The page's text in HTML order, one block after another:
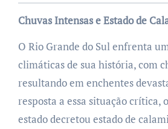
Chuvas Intensas e Estado de
O Rio Grande do Sul enfrenta
climáticas de sua história, com
resultando em enchentes
resposta a essa situação crítica,
estado decretou estado de